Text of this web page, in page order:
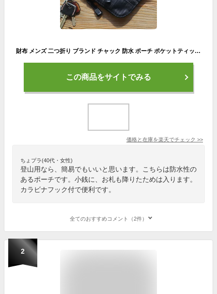
財布 メンズ 二つ折り ブランド チャック 防水 ポーチ ポケットティッシュ【あす楽14時まで】ネコポスOKアンドナット エチケット ウォレット ＆NUT ETIQUETTE WALLET男性 カラビナ 小銭 コインケース Dカン◇ギフト プレゼント おしゃれ アウトドア F
この商品をサイトでみる
価格と在庫を楽天でチェック >>
ちょプラ(40代・女性)
登山用なら、簡易でもいいと思います。こちらは防水性の
あるポーチです。小銭に、お札も降りたためは入ります。
カラビナフック付で便利です。
全てのおすすめコメント（2件）
2